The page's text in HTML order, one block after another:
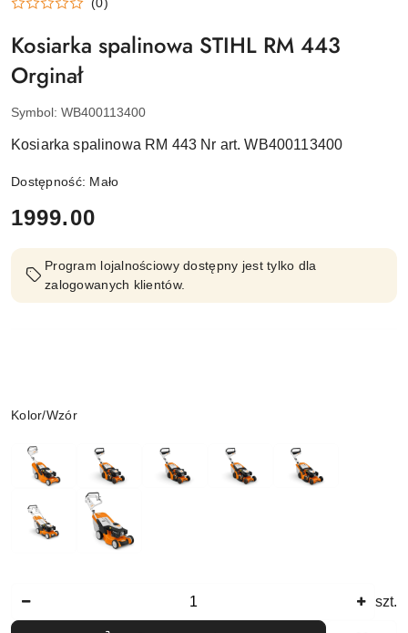
(0)
Kosiarka spalinowa STIHL RM 443
Orginał
Symbol: WB400113400
Kosiarka spalinowa RM 443 Nr art. WB400113400
Dostępność: Mało
cena:
1999.00
Program lojalnościowy dostępny jest tylko dla
zalogowanych klientów.
Wariant
Kolor/Wzór
szt.